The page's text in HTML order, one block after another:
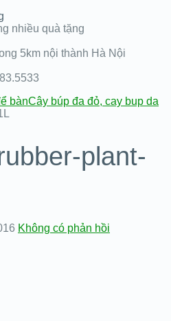
nhiều quà tặng
5km nội thành Hà Nội
bànCây búp đa đỏ, cay bup da
plant-
Không có phản hồi